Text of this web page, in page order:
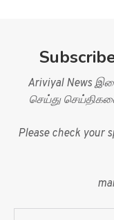
Ariviyal News
செய்து
Please check your